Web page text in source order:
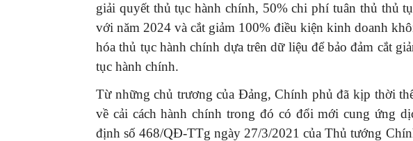
giải quyết thủ tục hành chính, 50% chi phí tuân thủ thủ
với năm 2024 và cắt giảm 100% điều kiện kinh doanh
hóa thủ tục hành chính dựa trên dữ liệu để bảo đảm cắt
tục hành chính.
Từ những chủ trương của Đảng, Chính phủ đã kịp thời
về cải cách hành chính trong đó có đổi mới cung ứng
định số 468/QĐ-TTg ngày 27/3/2021 của Thủ tướng